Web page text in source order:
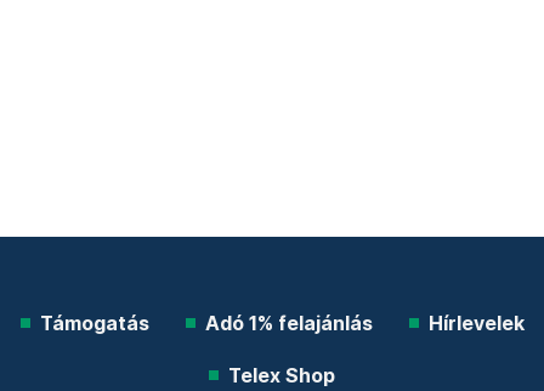
Támogatás Adó 1% felajánlás Hírlevelek
Telex Shop